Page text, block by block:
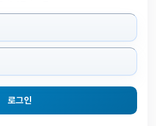
로그인